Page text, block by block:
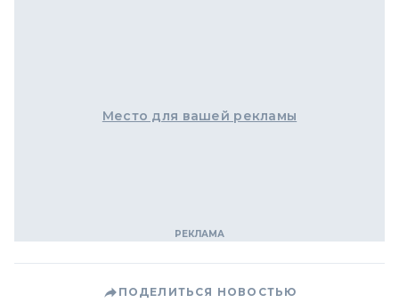
Место для вашей рекламы
ПОДЕЛИТЬСЯ НОВОСТЬЮ